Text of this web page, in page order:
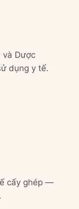
và Dược
dụng y tế.
cấy ghép —